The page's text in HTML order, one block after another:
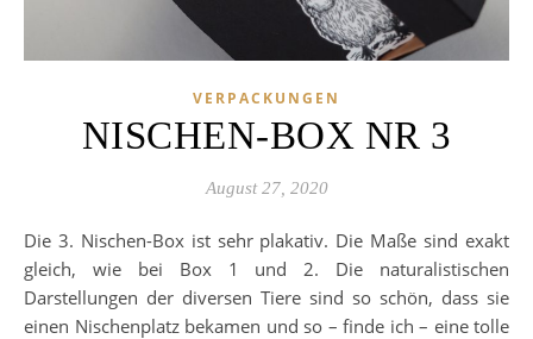
VERPACKUNGEN
NISCHEN-BOX NR 3
August 27, 2020
Die 3. Nischen-Box ist sehr plakativ. Die Maße sind exakt
gleich, wie bei Box 1 und 2. Die naturalistischen
Darstellungen der diversen Tiere sind so schön, dass sie
einen Nischenplatz bekamen und so – finde ich – eine tolle